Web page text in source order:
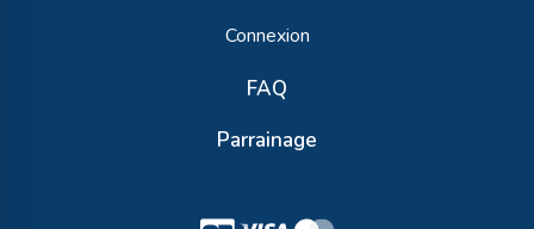
Connexion
FAQ
Parrainage